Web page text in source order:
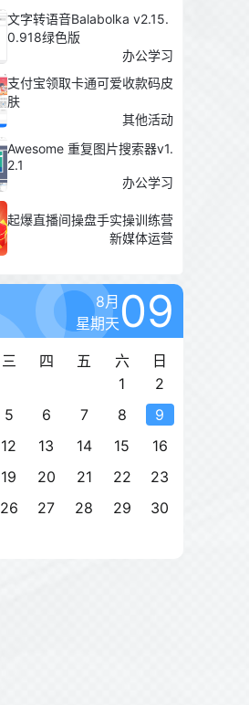
文字转语音Balabolka v2.15.
0.918绿色版
办公学习
支付宝领取卡通可爱收款码皮
肤
其他活动
Awesome 重复图片搜索器v1.
2.1
办公学习
起爆直播间操盘手实操训练营
新媒体运营
8月
星期天09
三 四 五 六
日
1
2
5 6 7 8
9
12 13 14 15
16
19 20 21 22
23
26 27 28 29
30